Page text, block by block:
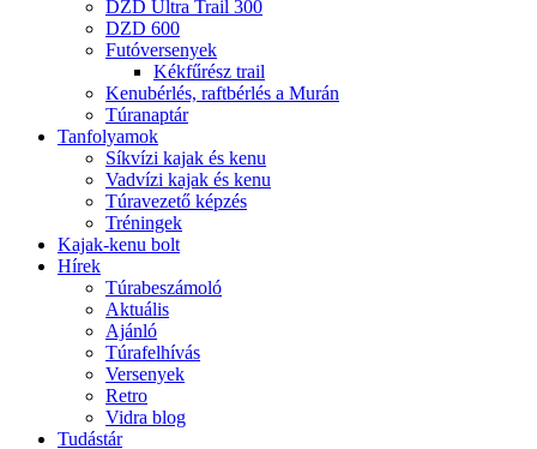
DZD Ultra Trail 300
DZD 600
Futóversenyek
Kékfűrész trail
Kenubérlés, raftbérlés a Murán
Túranaptár
Tanfolyamok
Síkvízi kajak és kenu
Vadvízi kajak és kenu
Túravezető képzés
Tréningek
Kajak-kenu bolt
Hírek
Túrabeszámoló
Aktuális
Ajánló
Túrafelhívás
Versenyek
Retro
Vidra blog
Tudástár